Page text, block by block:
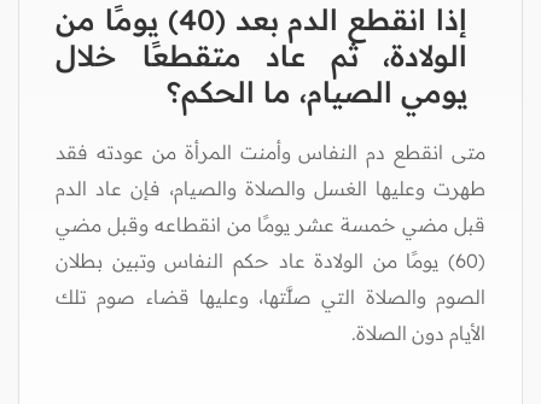
إذا انقطع الدم بعد (40) يومًا من
الولادة، ثم عاد متقطعًا خلال
يومي الصيام، ما الحكم؟
متى انقطع دم النفاس وأمنت المرأة من عودته فقد
طهرت وعليها الغسل والصلاة والصيام، فإن عاد الدم
قبل مضي خمسة عشر يومًا من انقطاعه وقبل مضي
(60) يومًا من الولادة عاد حكم النفاس وتبين بطلان
الصوم والصلاة التي صلَّتها، وعليها قضاء صوم تلك
الأيام دون الصلاة.